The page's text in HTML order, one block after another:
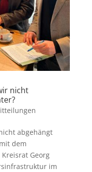
nicht
abgehängt
dem
Georg
im